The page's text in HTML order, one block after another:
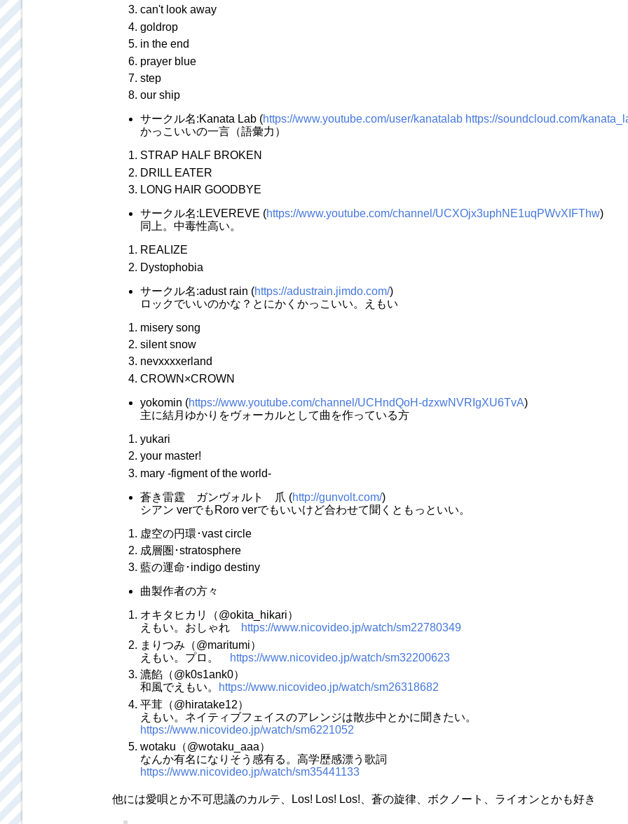
can't look away
goldrop
in the end
prayer blue
step
our ship
サークル名:Kanata Lab (https://www.youtube.com/user/kanatalab https://soundcloud.com/
かっこいいの一言（語彙力）
STRAP HALF BROKEN
DRILL EATER
LONG HAIR GOODBYE
サークル名:LEVEREVE (https://www.youtube.com/channel/UCXOjx3uphNE1uqPWvXIFThw)
同上。中毒性高い。
REALIZE
Dystophobia
サークル名:adust rain (https://adustrain.jimdo.com/)
ロックでいいのかな？とにかくかっこいい。えもい
misery song
silent snow
nevxxxxerland
CROWN×CROWN
yokomin (https://www.youtube.com/channel/UCHndQoH-dzxwNVRIgXU6TvA)
主に結月ゆかりをヴォーカルとして曲を作っている方
yukari
your master!
mary -figment of the world-
蒼き雷霆 ガンヴォルト 爪 (http://gunvolt.com/)
シアン verでもRoro verでもいいけど合わせて聞くともっといい。
虚空の円環･vast circle
成層圏･stratosphere
藍の運命･indigo destiny
曲製作者の方々
オキタヒカリ（@okita_hikari）
えもい。おしゃれ
https://www.nicovideo.jp/watch/sm22780349
まりつみ（@maritumi）
えもい。プロ。
https://www.nicovideo.jp/watch/sm32200623
漉餡（@k0s1ank0）
和風でえもい。
https://www.nicovideo.jp/watch/sm26318682
平茸（@hiratake12）
えもい。ネイティブフェイスのアレンジは散歩中とかに聞きたい。
https://www.nicovideo.jp/watch/sm6221052
wotaku（@wotaku_aaa）
なんか有名になりそう感有る。高学歴感漂う歌詞
https://www.nicovideo.jp/watch/sm35441133
他には愛唄とか不可思議のカルテ、Los! Los! Los!、蒼の旋律、ボクノート、ライオンとかも好き